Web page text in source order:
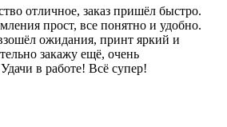
отличное, заказ пришёл быстро.
прост, все понятно и удобно.
ожидания, принт яркий и
закажу ещё, очень
в работе! Всё супер!